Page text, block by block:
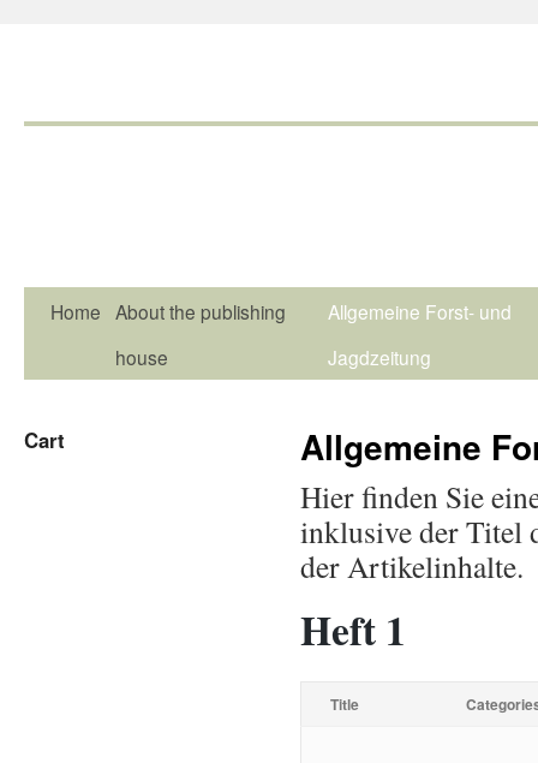
Home About the publishing
house
Allgemeine Forst- und
Jagdzeitung
Allgemeine
Hier finden Sie
inklusive der Titel
der Artikelinhalte.
Heft 1
Title
Cart